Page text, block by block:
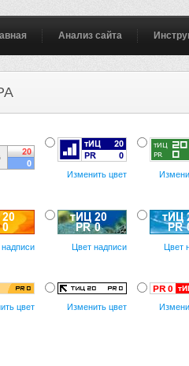
Анализ сайта
Изменить цвет
Цвет надписи Цвет
цвет Изменить цвет